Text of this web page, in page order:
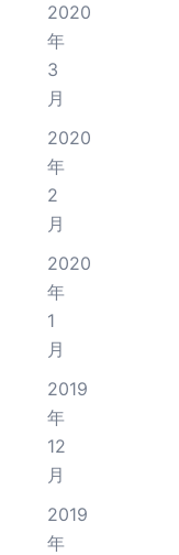
2020
年
3
月
2020
年
2
月
2020
年
1
月
2019
年
12
月
2019
年